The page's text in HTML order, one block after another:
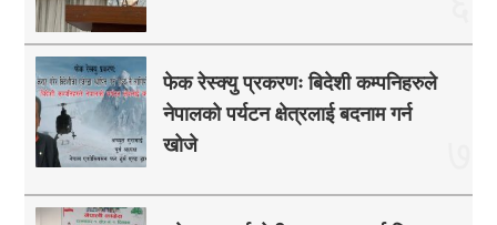
फेक रेस्क्यु प्रकरणः बिदेशी कम्पनिहरुले
नेपालको पर्यटन क्षेत्रलाई बदनाम गर्न
खोजे